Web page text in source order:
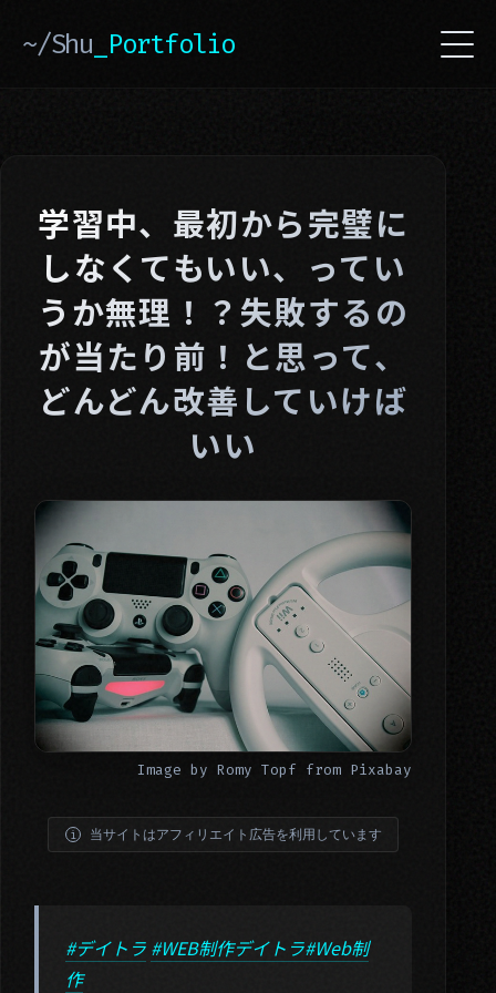
~/Shu _Portfolio
学習中、最初から完璧に
しなくてもいい、ってい
うか無理！？失敗するの
が当たり前！と思って、
どんどん改善していけば
いい
Image byRomy Topf from Pixabay
当サイトはアフィリエイト広告を利用しています
#デイトラ #WEB制作デイトラ#Web制
作